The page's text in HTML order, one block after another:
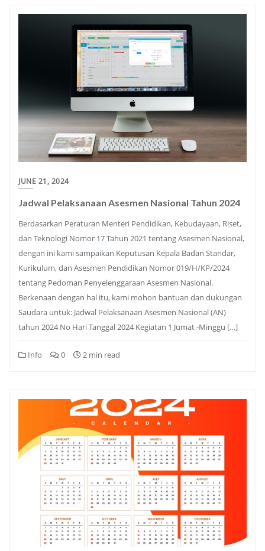
JUNE 21, 2024
Jadwal Pelaksanaan Asesmen Nasional Tahun 2024
Berdasarkan Peraturan Menteri Pendidikan, Kebudayaan, Riset,
dan Teknologi Nomor 17 Tahun 2021 tentang Asesmen Nasional,
dengan ini kami sampaikan Keputusan Kepala Badan Standar,
Kurikulum, dan Asesmen Pendidikan Nomor 019/H/KP/2024
tentang Pedoman Penyelenggaraan Asesmen Nasional.
Berkenaan dengan hal itu, kami mohon bantuan dan dukungan
Saudara untuk: Jadwal Pelaksanaan Asesmen Nasional (AN)
tahun 2024 No Hari Tanggal 2024 Kegiatan 1 Jumat -Minggu […]
Info 0 2 min read